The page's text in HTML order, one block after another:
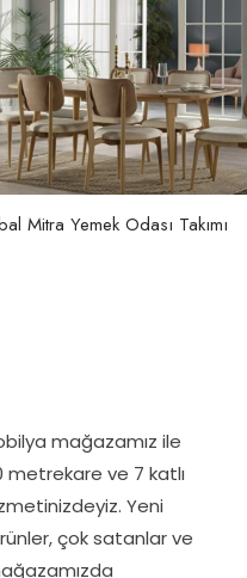
Mitra Yemek Odası Takımı
mağazamız ile
metrekare ve 7 katlı
Yeni
çok satanlar ve